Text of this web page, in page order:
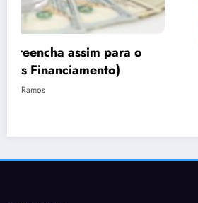
Por que o marketing
fortes